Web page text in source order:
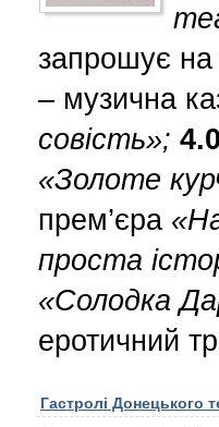
запрошує на
– музична
совість»;
«Золоте
прем’єра
проста
«Солодка
еротичний
Гастролі Донецького